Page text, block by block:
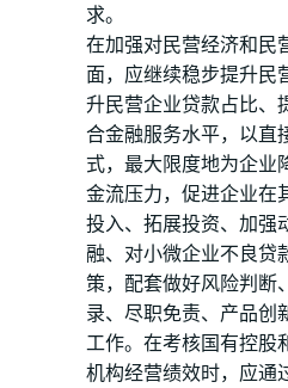
求。
在加强对民营经济和民
面，应继续稳步提升民
升民营企业贷款占比、
合金融服务水平，以直
式，最大限度地为企业
金流压力，促进企业在
投入、拓展投资、加强
融、对小微企业不良贷
策，配套做好风险判断
录、尽职免责、产品创
工作。在考核国有控股
机构经营绩效时，应通